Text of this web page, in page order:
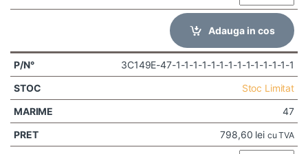
Adauga in cos
3C149E-47-1-1-1-1-1-1-1-1-1-1-1-1-1-1
Stoc Limitat
47
798,60 lei cu TVA